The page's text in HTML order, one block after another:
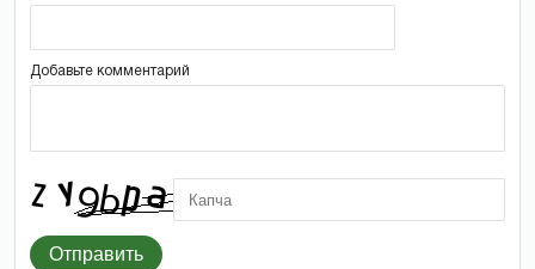
Добавьте комментарий
Отправить